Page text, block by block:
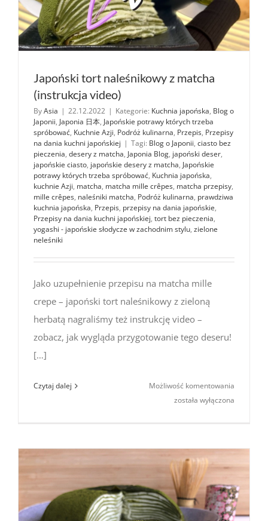
Japoński tort naleśnikowy z matcha
(instrukcja video)
ByAsia | 22.12.2022 | Kategorie: Kuchnia japońska, Blog o
Japonii, Japonia 日本, Japońskie potrawy których trzeba
spróbować, Kuchnie Azji, Podróż kulinarna, Przepis, Przepisy
na dania kuchni japońskiej | Tagi: Blog o Japonii, ciasto bez
pieczenia, desery z matcha, Japonia Blog, japoński deser,
japońskie ciasto, japońskie desery z matcha, Japońskie
potrawy których trzeba spróbować, Kuchnia japońska,
kuchnie Azji, matcha, matcha mille crêpes, matcha przepisy,
mille crêpes, naleśniki matcha, Podróż kulinarna, prawdziwa
kuchnia japońska, Przepis, przepisy na dania japońskie,
Przepisy na dania kuchni japońskiej, tort bez pieczenia,
yogashi - japońskie słodycze w zachodnim stylu, zielone
neleśniki
Jako uzupełnienie przepisu na matcha mille
crepe – japoński tort naleśnikowy z zieloną
herbatą nagraliśmy też instrukcję video –
zobacz, jak wygląda przygotowanie tego deseru!
[…]
Czytaj dalej Możliwość komentowania
została wyłączona